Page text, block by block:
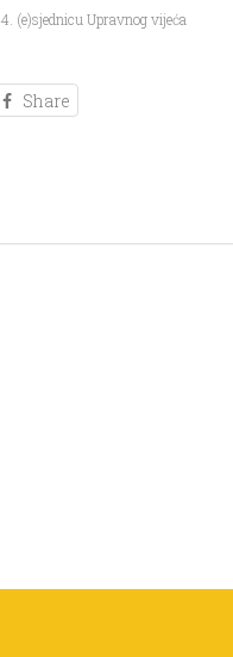
(e)sjednicu Upravnog vijeća
Share